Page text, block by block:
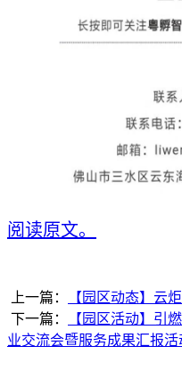
阅读原文。
上一篇：
【园区动态】云
下一篇：
【园区活动】引
业交流会暨服务成果汇报活